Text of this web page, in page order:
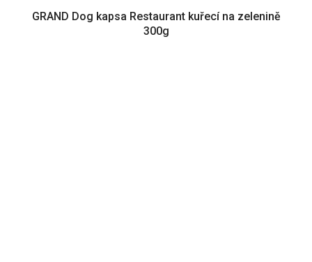
GRAND Dog kapsa Restaurant kuřecí na zelenině
300g